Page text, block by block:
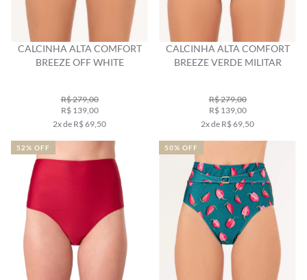
CALCINHA ALTA COMFORT
BREEZE OFF WHITE
R$ 279,00
R$ 139,00
2x de R$ 69,50
CALCINHA ALTA COMFORT
BREEZE VERDE MILITAR
R$ 279,00
R$ 139,00
2x de R$ 69,50
52% OFF 50% OFF